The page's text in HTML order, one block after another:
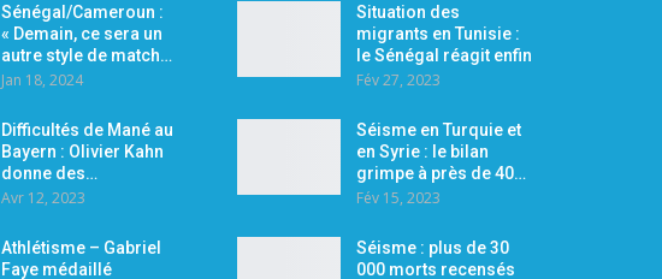
Sénégal/Cameroun :
« Demain, ce sera un
autre style de match…
Jan 18, 2024
Difficultés de Mané au
Bayern : Olivier Kahn
donne des…
Avr 12, 2023
Athlétisme – Gabriel
Faye médaillé
Situation des
migrants en Tunisie :
le Sénégal réagit enfin
Fév 27, 2023
Séisme en Turquie et
en Syrie : le bilan
grimpe à près de 40…
Fév 15, 2023
Séisme : plus de 30
000 morts recensés